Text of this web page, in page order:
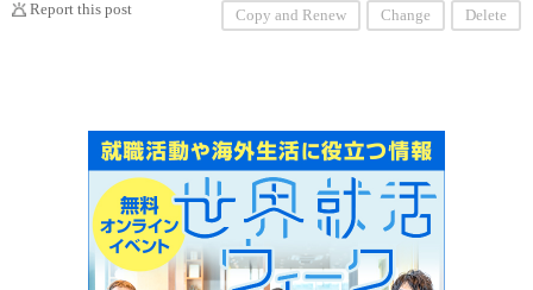
Report this post Copy and Renew Change Delete